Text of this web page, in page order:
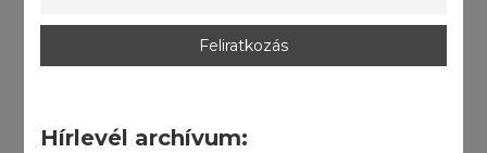
Hírlevél archívum: